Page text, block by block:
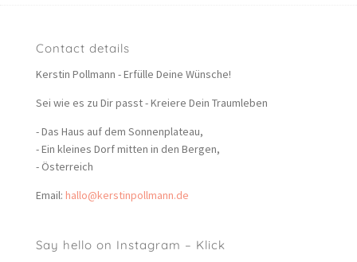
Contact details
Kerstin Pollmann - Erfülle Deine Wünsche!
Sei wie es zu Dir passt - Kreiere Dein Traumleben
- Das Haus auf dem Sonnenplateau,
- Ein kleines Dorf mitten in den Bergen,
- Österreich
Email: hallo@kerstinpollmann.de
Say hello on Instagram – Klick